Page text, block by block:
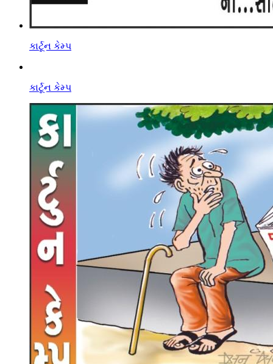
કાર્ટૂન કેમ્પ
કાર્ટૂન કેમ્પ